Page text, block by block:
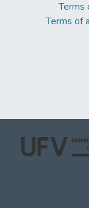
Terms
Terms of